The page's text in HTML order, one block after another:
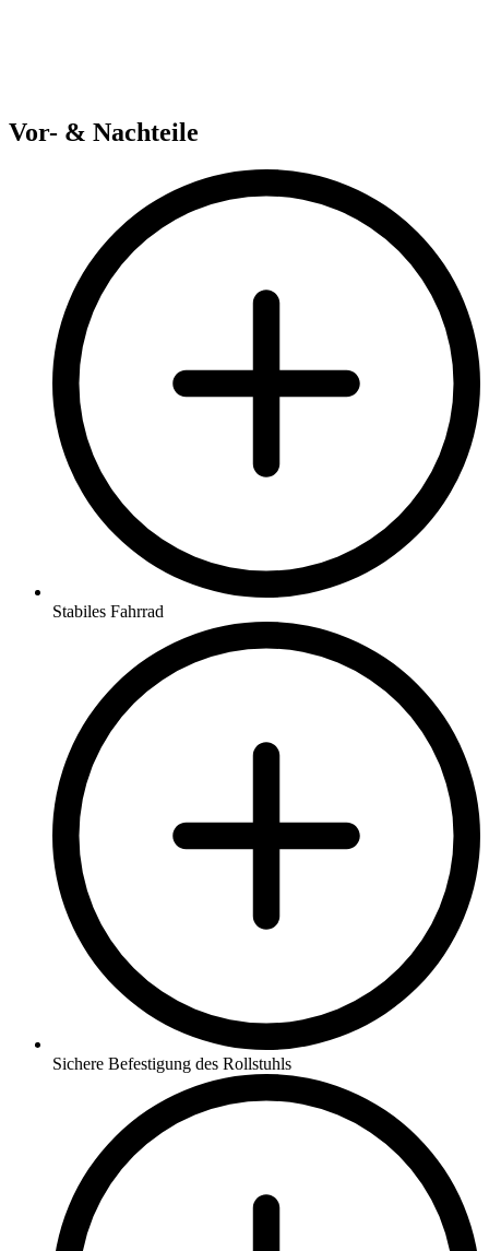
Vor- & Nachteile
Stabiles Fahrrad
Sichere Befestigung des Rollstuhls